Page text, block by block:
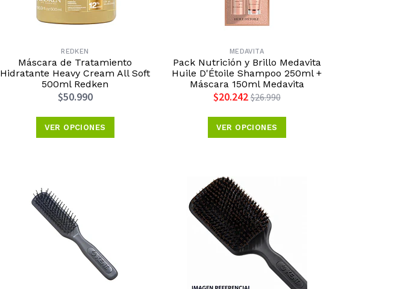
REDKEN
Máscara de Tratamiento
Hidratante Heavy Cream All Soft
500ml Redken
$50.990
VER OPCIONES
MEDAVITA
Pack Nutrición y Brillo Medavita
Huile D'Étoile Shampoo 250ml +
Máscara 150ml Medavita
$20.242 $26.990
VER OPCIONES